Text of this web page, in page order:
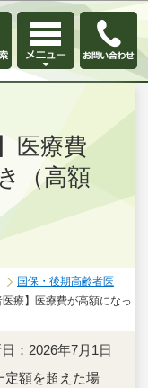
動
医療費
（高額
国保・後期高齢者医
医療】医療費が高額になっ
：2026年7月1日
定額を超えた場